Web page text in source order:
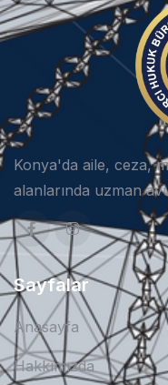
Konya'da aile, ceza,
alanlarında uzman
Sayfalar
Anasayfa
Hakkımızda